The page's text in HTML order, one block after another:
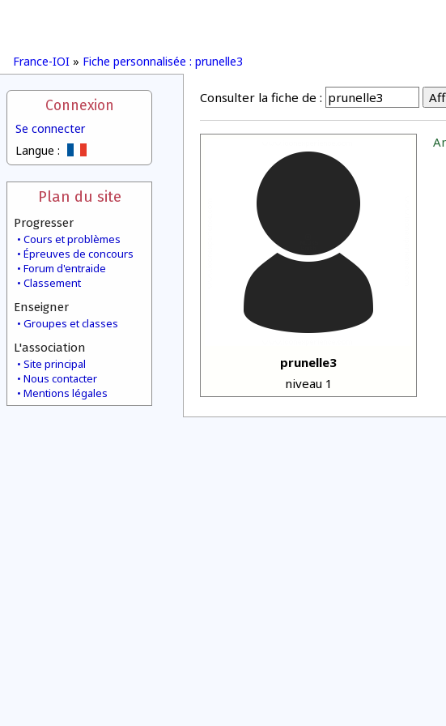
France-IOI » Fiche personnalisée : prunelle3
Connexion
Se connecter
Langue :
Plan du site
Progresser
Cours et problèmes
Épreuves de concours
Forum d'entraide
Classement
Enseigner
Groupes et classes
L'association
Site principal
Nous contacter
Mentions légales
Consulter la fiche de :
prunelle3
niveau 1